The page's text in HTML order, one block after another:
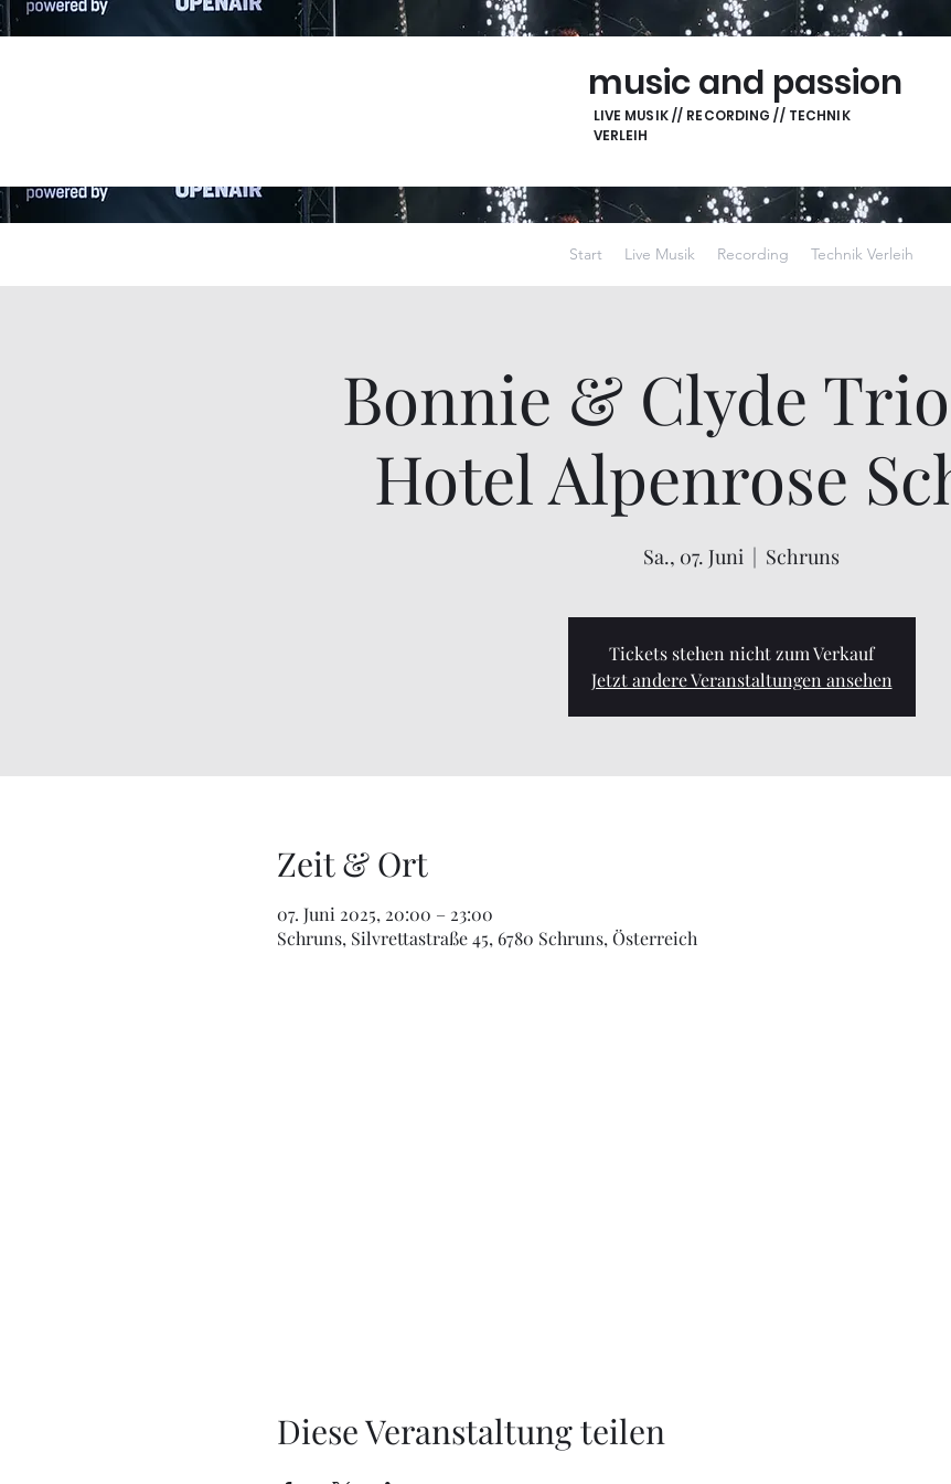
music and passion
LIVE MUSIK // RECORDING // TECHNIK
VERLEIH
Start Live Musik Recording Technik Verleih
Bonnie & Clyde
Hotel Alpenrose
Sa., 07. Juni
  |
Schruns
Tickets stehen nicht zum Verkauf
Jetzt andere Veranstaltungen ansehen
Zeit & Ort
07. Juni 2025, 20:00 – 23:00
Schruns, Silvrettastraße 45, 6780 Schruns, Österreich
Diese Veranstaltung teilen